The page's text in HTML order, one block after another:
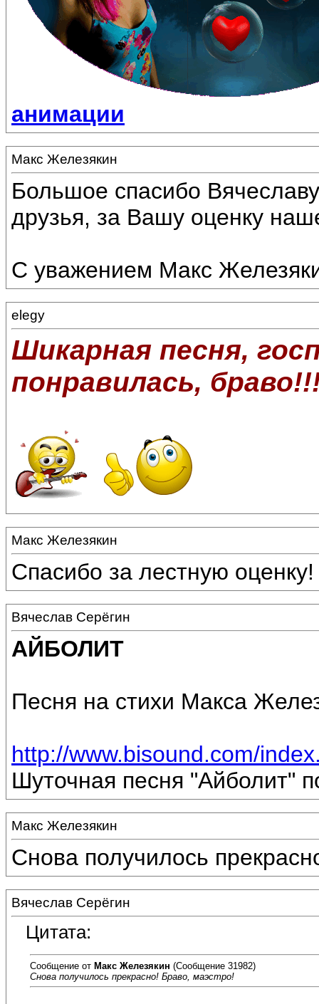
анимации
Макс Железякин
Большое спасибо
друзья, за Вашу оценку
С уважением Макс
elegy
Шикарная песня,
понравилась,
Макс Железякин
Спасибо за лестную оценку!
Вячеслав Серёгин
АЙБОЛИТ
Песня на стихи Макса
http://www.bisound.com/
Шуточная песня "Айболит"
Макс Железякин
Снова получилось
Вячеслав Серёгин
Цитата:
Сообщение от Макс Железякин (Сообщение 31982)
Снова получилось прекрасно! Браво, маэстро!